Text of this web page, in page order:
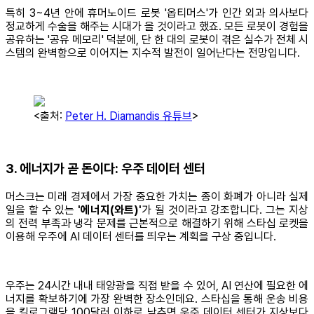
특히 3~4년 안에 휴머노이드 로봇 '옵티머스'가 인간 외과 의사보다
정교하게 수술을 해주는 시대가 올 것이라고 했죠. 모든 로봇이 경험을
공유하는 '공유 메모리' 덕분에, 단 한 대의 로봇이 겪은 실수가 전체 시
스템의 완벽함으로 이어지는 지수적 발전이 일어난다는 전망입니다.
<출처: Peter H. Diamandis 유튜브>
3. 에너지가 곧 돈이다: 우주 데이터 센터
머스크는 미래 경제에서 가장 중요한 가치는 종이 화폐가 아니라 실제
일을 할 수 있는 '에너지(와트)'가 될 것이라고 강조합니다. 그는 지상
의 전력 부족과 냉각 문제를 근본적으로 해결하기 위해 스타십 로켓을
이용해 우주에 AI 데이터 센터를 띄우는 계획을 구상 중입니다.
우주는 24시간 내내 태양광을 직접 받을 수 있어, AI 연산에 필요한 에
너지를 확보하기에 가장 완벽한 장소인데요. 스타십을 통해 운송 비용